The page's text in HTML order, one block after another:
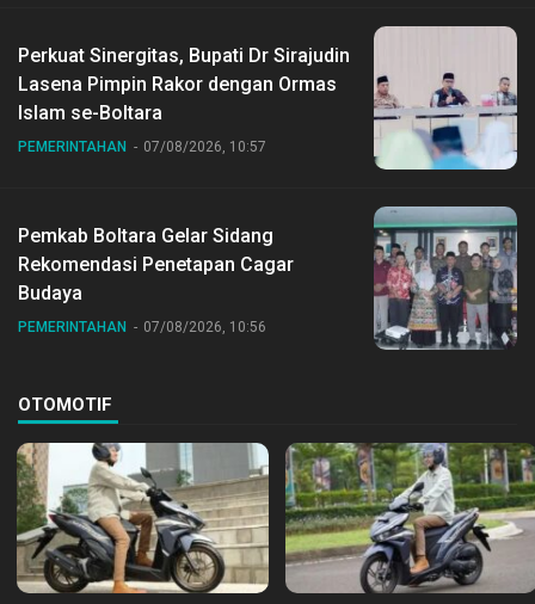
Perkuat Sinergitas, Bupati Dr Sirajudin
Lasena Pimpin Rakor dengan Ormas
Islam se-Boltara
PEMERINTAHAN 07/08/2026, 10:57
Pemkab Boltara Gelar Sidang
Rekomendasi Penetapan Cagar
Budaya
PEMERINTAHAN 07/08/2026, 10:56
OTOMOTIF